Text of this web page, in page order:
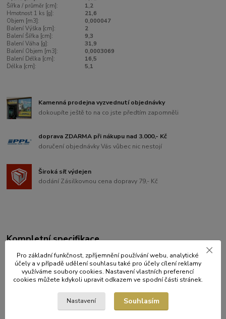
Šířka / průměr [cm]:
1,2
Hmotnost 1 ks [g]:
21,6
Objem [m3]:
0,000047
Balení Výška [cm]:
2
Balení Šířka [cm]:
9,3
Balení Váha [g]:
31,9
Balení Objem [m3]:
0,0003069
Balení Délka [cm]:
16,5
Délka [cm]:
5,1
Kamenná prodejna vyzvednutí objednávky
dokoupíte ještě to na co jste předtím zapomněli
doprava ZDARMA při nákupu nad 3.000,- Kč
doručení objednávky Vás vůbec nic nestojí
Široká síť výdejen
dodání Zásilkovnou cena dopravy 79,- Kč
Kompletní specifikace
Veselá narozeninová svíčka na dorty ve tvaru číslice "5".
Rozměry: šířka 65 mm, výška 65 mm, hloubka 9 mm, délka
plastového bodce 17 mm.
Balena v plastovém boxu na zavěšení o rozměru: šířka 92mm,
výška 165 mm, hloubka 13 mm.
Pro základní funkčnost, zpříjemnění používání webu, analytické
účely a v případě udělení souhlasu také pro účely cílení reklamy
využíváme soubory cookies. Nastavení vlastních preferencí
cookies můžete kdykoli upravit odkazem ve spodní části stránek.
Nastavení Souhlasím